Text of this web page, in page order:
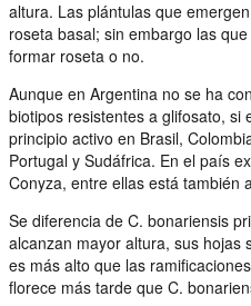
altura. Las plántulas que
roseta basal; sin embargo las
formar roseta o no.
Aunque en Argentina no se ha
biotipos resistentes a glifosato, si
principio activo en Brasil,
Portugal y Sudáfrica. En el país
Conyza, entre ellas está también
Se diferencia de C. bonariensis
alcanzan mayor altura, sus hojas
es más alto que las
florece más tarde que C.